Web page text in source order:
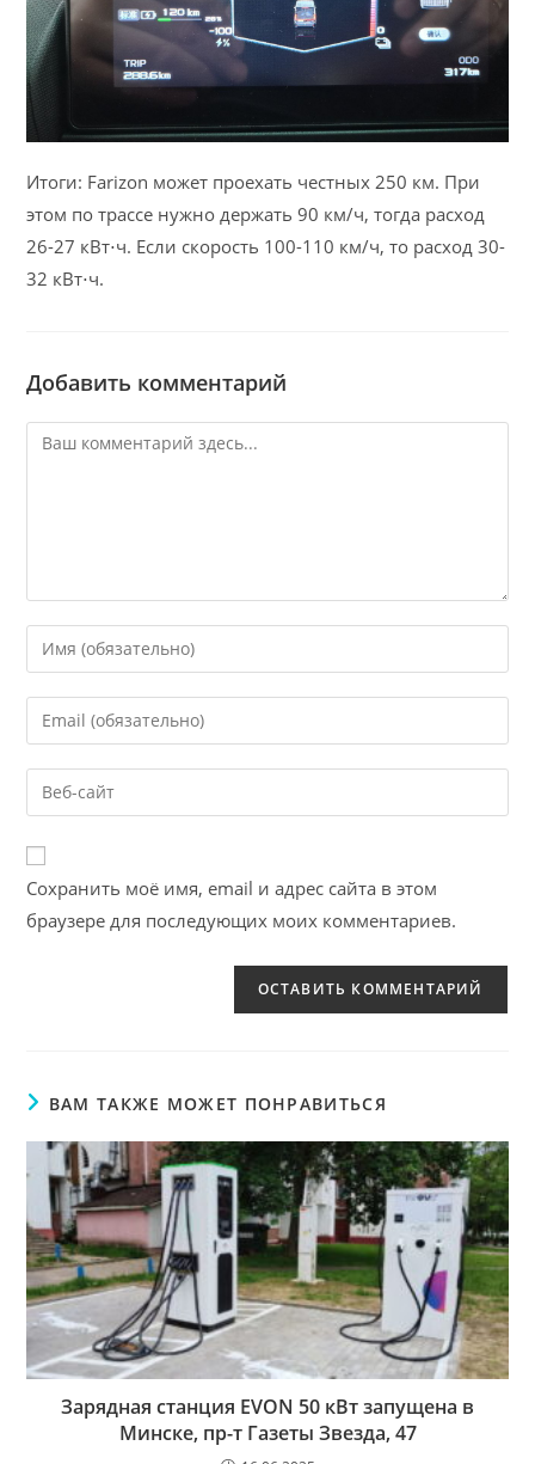
Итоги: Farizon может проехать честных 250 км. При
этом по трассе нужно держать 90 км/ч, тогда расход
26-27 кВт⋅ч. Если скорость 100-110 км/ч, то расход 30-
32 кВт⋅ч.
Добавить комментарий
Сохранить моё имя, email и адрес сайта в этом
браузере для последующих моих комментариев.
ВАМ ТАКЖЕ МОЖЕТ ПОНРАВИТЬСЯ
Зарядная станция EVON 50 кВт запущена в
Минске, пр-т Газеты Звезда, 47